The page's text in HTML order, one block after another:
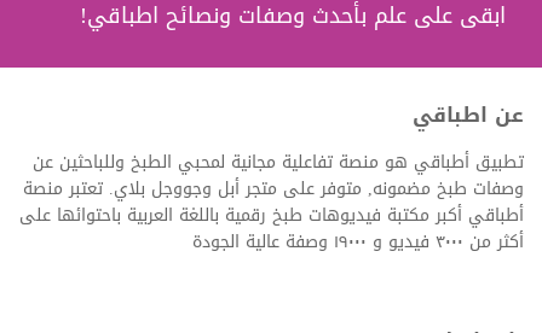
ابقى على علم بأحدث وصفات ونصائح اطباقي!
عن اطباقي
تطبيق أطباقي هو منصة تفاعلية مجانية لمحبي الطبخ وللباحثين عن
وصفات طبخ مضمونه, متوفر على متجر أبل وجووجل بلاي. تعتبر منصة
أطباقي أكبر مكتبة فيديوهات طبخ رقمية باللغة العربية باحتوائها على
أكثر من ٣٠٠٠ فيديو و ١٩٠٠٠ وصفة عالية الجودة